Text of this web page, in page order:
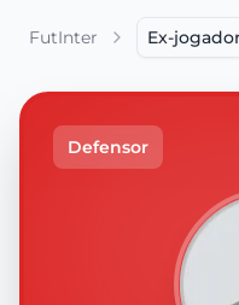
FutInter Ex-
Defensor